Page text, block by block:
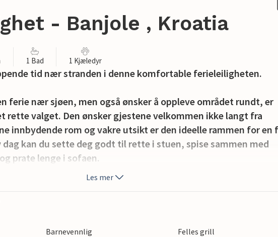
- Banjole , Kroatia
1 Bad 1 Kjæledyr
tid nær stranden i denne komfortable ferieleiligheten.
ferie nær sjøen, men også ønsker å oppleve området rundt, er
rette valget. Den ønsker gjestene velkommen ikke langt fra
innbydende rom og vakre utsikt er den ideelle rammen for en
kan du sette deg godt til rette i stuen, spise sammen med
prate lenge i sofaen.
herlige timer på stranden. Spaser langs idylliske bukter, utforsk
Les mer
Barnevennlig
Felles grill